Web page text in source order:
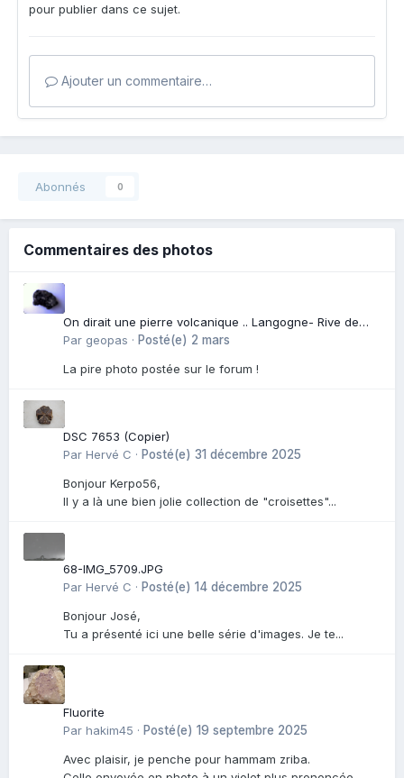
pour publier dans ce sujet.
Ajouter un commentaire…
Abonnés 0
Commentaires des photos
On dirait une pierre volcanique .. Langogne- Rive de
l\'Alli
Par geopas · Posté(e) 2 mars
La pire photo postée sur le forum !
DSC 7653 (Copier)
Par Hervé C · Posté(e) 31 décembre 2025
Bonjour Kerpo56,
Il y a là une bien jolie collection de "croisettes"...
68-IMG_5709.JPG
Par Hervé C · Posté(e) 14 décembre 2025
Bonjour José,
Tu a présenté ici une belle série d'images. Je te...
Fluorite
Par hakim45 · Posté(e) 19 septembre 2025
Avec plaisir, je penche pour hammam zriba.